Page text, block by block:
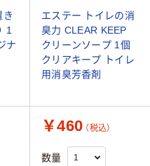
き
1
ナ
エステー トイレの消
臭力 CLEAR KEEP
クリーンソープ 1個
クリアキープ トイレ
用消臭芳香剤
￥460 （税込）
数量